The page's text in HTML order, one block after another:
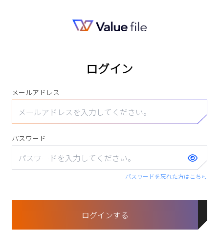
ログイン
メールアドレス
パスワード
パスワードを忘れた方はこちら
ログインする